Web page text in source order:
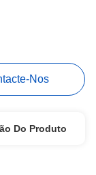
Nos
Do Produto